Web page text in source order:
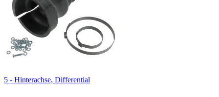
5 - Hinterachse, Differential